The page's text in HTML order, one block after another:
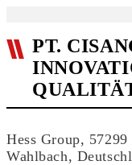
PT.
Hess Group,
Wahlbach,